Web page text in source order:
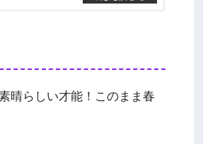
晴らしい才能！このまま春